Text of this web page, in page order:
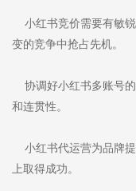
小红书竞价需要有敏
变的竞争中抢占先机。
协调好小红书多账号的
和连贯性。
小红书代运营为品牌提
上取得成功。